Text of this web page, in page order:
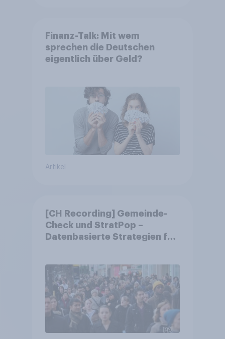
Finanz-Talk: Mit wem
sprechen die Deutschen
eigentlich über Geld?
Artikel
[CH Recording] Gemeinde-
Check und StratPop –
Datenbasierte Strategien für